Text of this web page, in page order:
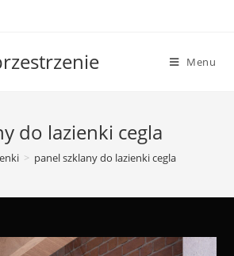
Menu
do lazienki cegla
> panel szklany do lazienki cegla